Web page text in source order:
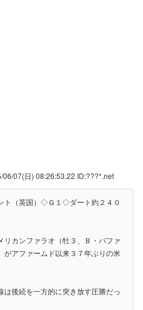
06/07(日) 08:26:53.22 ID:???*.net
ト（英国）◇Ｇ１◇ダート約２４０
カンファラオ（牡３、Ｂ・バファ
がアファームド以来３７年ぶりの米
後続を一方的に突き放す圧勝だっ